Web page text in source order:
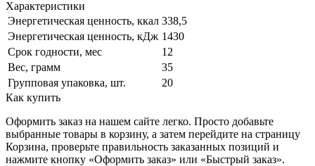
Характеристики
Энергетическая ценность, ккал 338,5
Энергетическая ценность, кДж 1430
Срок годности, мес
12
Вес, грамм
35
Групповая упаковка, шт.
20
Как купить
Оформить заказ на нашем сайте легко. Просто добавьте
выбранные товары в корзину, а затем перейдите на страницу
Корзина, проверьте правильность заказанных позиций и
нажмите кнопку «Оформить заказ» или «Быстрый заказ».